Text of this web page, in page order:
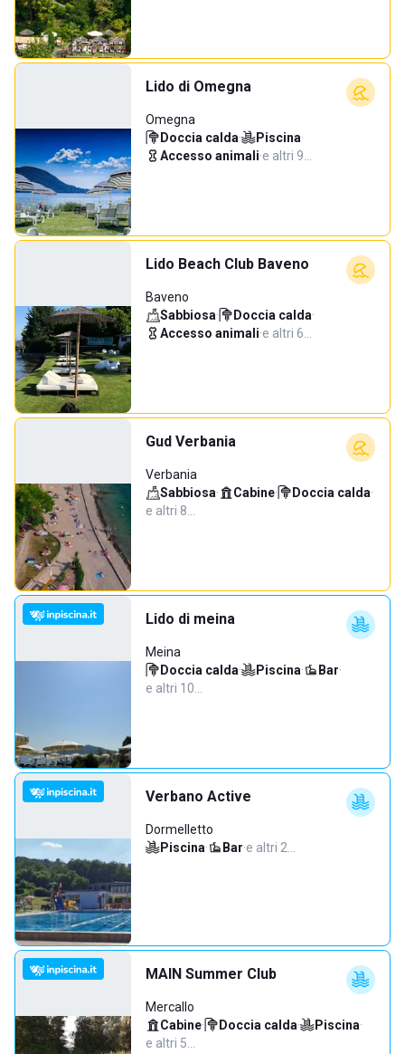
Lido di Omegna
Omegna
Doccia calda· Piscina·
Accesso animali·e altri 9…
Lido Beach Club Baveno
Baveno
Sabbiosa· Doccia calda·
Accesso animali·e altri 6…
Gud Verbania
Verbania
Sabbiosa· Cabine· Doccia calda·
e altri 8…
Lido di meina
Meina
Doccia calda· Piscina· Bar·
e altri 10…
Verbano Active
Dormelletto
Piscina· Bar·e altri 2…
MAIN Summer Club
Mercallo
Cabine· Doccia calda· Piscina·
e altri 5…